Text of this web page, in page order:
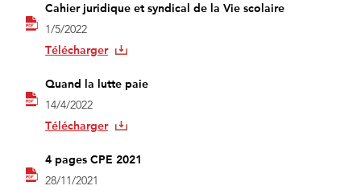
Cahier juridique et syndical de la Vie scolaire
1/5/2022
Télécharger
Quand la lutte paie
14/4/2022
Télécharger
4 pages CPE 2021
28/11/2021